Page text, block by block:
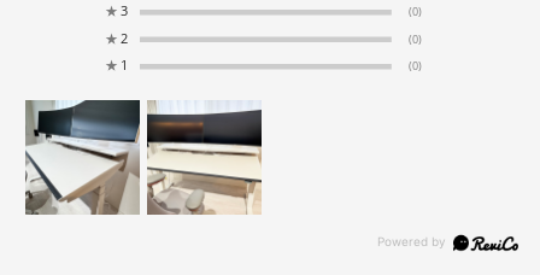
★ 3 (0)
★ 2 (0)
★ 1 (0)